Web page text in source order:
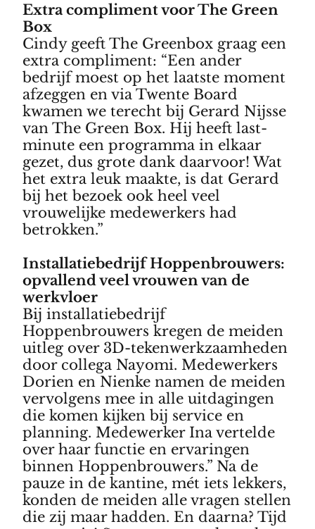
Extra compliment voor The Green
Box
Cindy geeft The Greenbox graag een
extra compliment: “Een ander
bedrijf moest op het laatste moment
afzeggen en via Twente Board
kwamen we terecht bij Gerard Nijsse
van The Green Box. Hij heeft last-
minute een programma in elkaar
gezet, dus grote dank daarvoor! Wat
het extra leuk maakte, is dat Gerard
bij het bezoek ook heel veel
vrouwelijke medewerkers had
betrokken.”
Installatiebedrijf Hoppenbrouwers:
opvallend veel vrouwen van de
werkvloer
Bij installatiebedrijf
Hoppenbrouwers kregen de meiden
uitleg over 3D-tekenwerkzaamheden
door collega Nayomi. Medewerkers
Dorien en Nienke namen de meiden
vervolgens mee in alle uitdagingen
die komen kijken bij service en
planning. Medewerker Ina vertelde
over haar functie en ervaringen
binnen Hoppenbrouwers.” Na de
pauze in de kantine, mét iets lekkers,
konden de meiden alle vragen stellen
die zij maar hadden. En daarna? Tijd